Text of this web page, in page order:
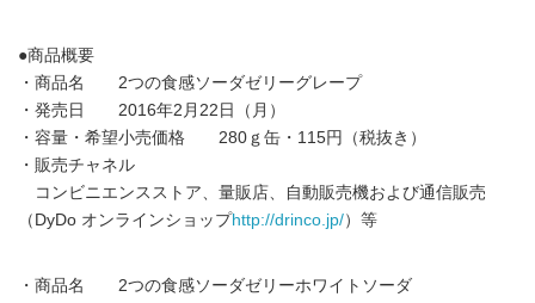
●商品概要
・商品名 2つの食感ソーダゼリーグレープ
・発売日 2016年2月22日（月）
・容量・希望小売価格 280ｇ缶・115円（税抜き）
・販売チャネル
コンビニエンスストア、量販店、自動販売機および通信販売
（DyDo オンラインショップhttp://drinco.jp/）等
・商品名 2つの食感ソーダゼリーホワイトソーダ